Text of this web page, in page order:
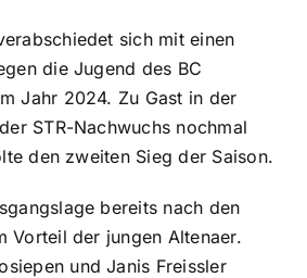
sich mit einen
die Jugend des BC
Jahr 2024. Zu Gast in der
STR-Nachwuchs nochmal
den zweiten Sieg der Saison.
bereits nach den
Vorteil der jungen Altenaer.
und Janis Freissler